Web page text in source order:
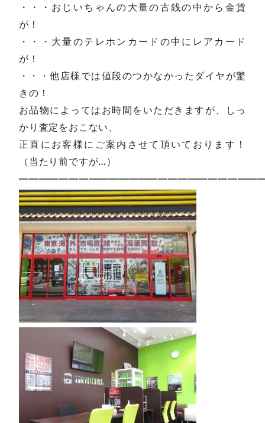
・・・おじいちゃんの大量の古銭の中から金貨
が！
・・・大量のテレホンカードの中にレアカード
が！
・・・他店様では値段のつかなかったダイヤが驚
きの！
お品物によってはお時間をいただきますが、しっ
かり査定をおこない、
正直にお客様にご案内させて頂いております！
（当たり前ですが…）